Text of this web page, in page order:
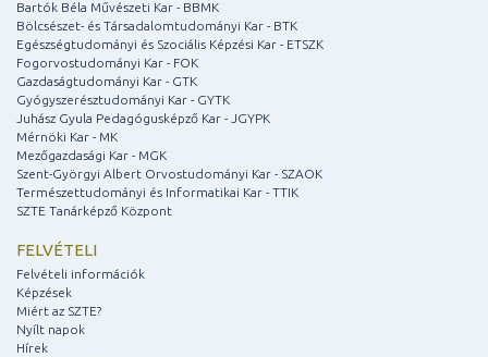
Bartók Béla Művészeti Kar - BBMK
Bölcsészet- és Társadalomtudományi Kar - BTK
Egészségtudományi és Szociális Képzési Kar - ETSZK
Fogorvostudományi Kar - FOK
Gazdaságtudományi Kar - GTK
Gyógyszerésztudományi Kar - GYTK
Juhász Gyula Pedagógusképző Kar - JGYPK
Mérnöki Kar - MK
Mezőgazdasági Kar - MGK
Szent-Györgyi Albert Orvostudományi Kar - SZAOK
Természettudományi és Informatikai Kar - TTIK
SZTE Tanárképző Központ
FELVÉTELI
Felvételi információk
Képzések
Miért az SZTE?
Nyílt napok
Hírek